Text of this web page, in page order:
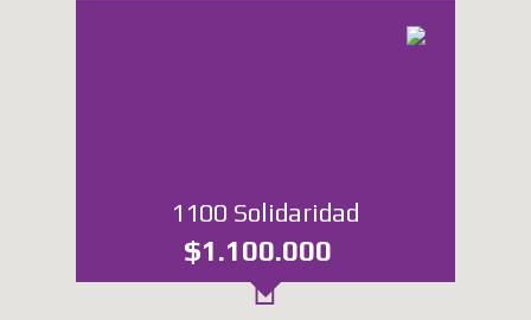
1100 Solidaridad
$1.100.000